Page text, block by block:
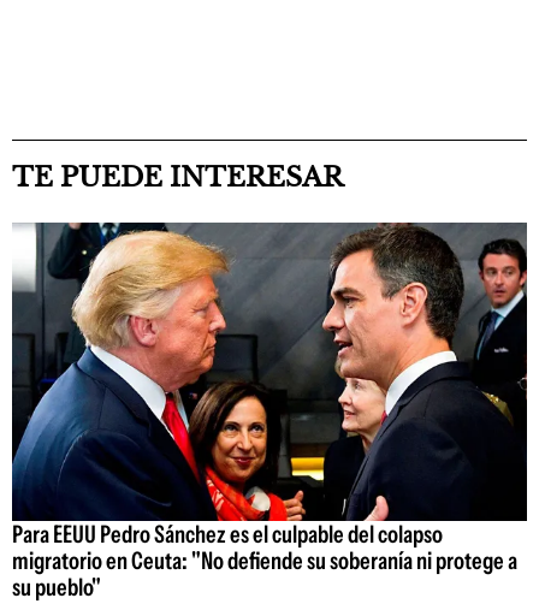
TE PUEDE INTERESAR
Para EEUU Pedro Sánchez es el culpable del colapso
migratorio en Ceuta: "No defiende su soberanía ni protege a
su pueblo"